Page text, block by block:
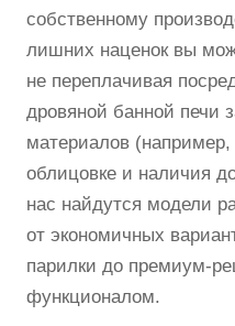
собственному
лишних наценок вы
не переплачивая
дровяной банной печи
материалов
облицовке и наличия
нас найдутся модели
от экономичных
парилки до премиум-
функционалом.